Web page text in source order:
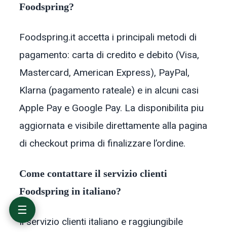
Foodspring?
Foodspring.it accetta i principali metodi di
pagamento: carta di credito e debito (Visa,
Mastercard, American Express), PayPal,
Klarna (pagamento rateale) e in alcuni casi
Apple Pay e Google Pay. La disponibilita piu
aggiornata e visibile direttamente alla pagina
di checkout prima di finalizzare l’ordine.
Come contattare il servizio clienti
Foodspring in italiano?
Il servizio clienti italiano e raggiungibile
☰
Migliori codici sconto Foodspring attivi a
giugno 2026
guida passo per passo
Risparmia sempre: sconti permanenti su
Foodspring
Prodotti Foodspring: cosa comprare per ogni
Spedizione Foodspring in Italia: costi, tempi e
Foodspring: brand, qualita e produzione